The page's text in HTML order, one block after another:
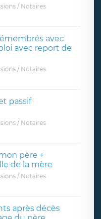
/ Notaires
avec
avec report de
/ Notaires
passif
/ Notaires
père +
de la mère
/ Notaires
après décès